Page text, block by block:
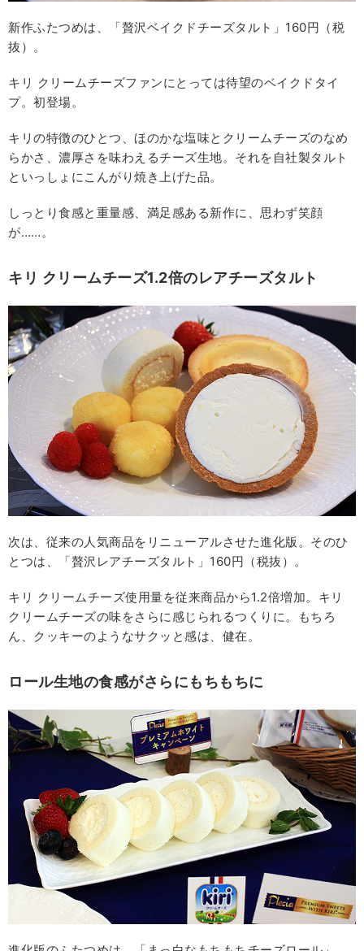
新作ふたつめは、「贅沢ベイクドチーズタルト」160円（税
抜）。
キリ クリームチーズファンにとっては待望のベイクドタイ
プ。初登場。
キリの特徴のひとつ、ほのかな塩味とクリームチーズのなめ
らかさ、濃厚さを味わえるチーズ生地。それを自社製タルト
といっしょにこんがり焼き上げた品。
しっとり食感と重量感、満足感ある新作に、思わず笑顔
が……。
キリ クリームチーズ1.2倍のレアチーズタルト
次は、従来の人気商品をリニューアルさせた進化版。そのひ
とつは、「贅沢レアチーズタルト」160円（税抜）。
キリ クリームチーズ使用量を従来商品から1.2倍増加。キリ
クリームチーズの味をさらに感じられるつくりに。もちろ
ん、クッキーのようなサクッと感は、健在。
ロール生地の食感がさらにもちもちに